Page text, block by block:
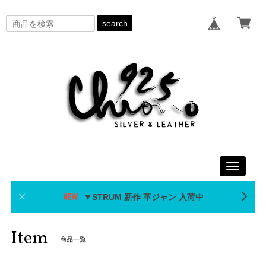
search
Toggle
▼STRUM 新作 革ジャン 入荷中
Item 商品一覧